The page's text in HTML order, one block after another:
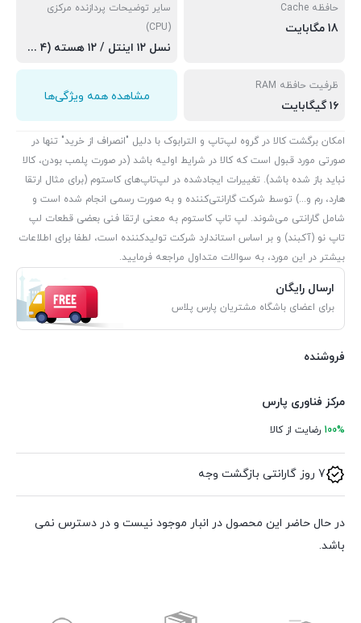
حافظه Cache
18 مگابایت
سایر توضیحات پردازنده مرکزی
(CPU)
نسل ۱۲ اینتل / ۱۲ هسته (۴ هسته Performance و ۸ هسته Efficient) / ۱۶ رشته / دارای پردازنده گرافیکی مجتمع Iris Xe اینتل
ظرفیت حافظه RAM
۱۶ گیگابایت
مشاهده همه ویژگی‌ها
امکان برگشت کالا در گروه لپ‌تاپ و الترابوک با دلیل "انصراف از خرید" تنها در
صورتی مورد قبول است که کالا در شرایط اولیه باشد (در صورت پلمب بودن، کالا
نباید باز شده باشد). تغییرات ایجادشده در لپ‌تاپ‌های کاستوم (برای مثال ارتقا
هارد، رم و...) توسط شرکت گارانتی‌کننده و به صورت رسمی انجام شده است و
شامل گارانتی می‌شوند. لپ تاپ کاستوم به معنی ارتقا فنی بعضی قطعات لپ
تاپ نو (آکبند) و بر اساس استاندارد شرکت تولیدکننده است، لطفا برای اطلاعات
بیشتر در این مورد، به سوالات متداول مراجعه فرمایید.
ارسال رایگان
برای اعضای باشگاه مشتریان پارس پلاس
فروشنده
مرکز فناوری پارس
100% رضایت از کالا
7 روز گارانتی بازگشت وجه
در حال حاضر این محصول در انبار موجود نیست و در دسترس نمی
باشد.